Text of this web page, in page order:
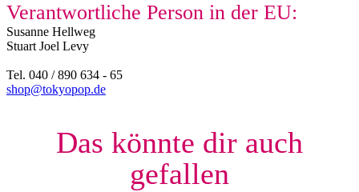
Verantwortliche Person in der EU:
Susanne Hellweg​
Stuart Joel Levy
Tel. 040 / 890 634 - 65
shop@tokyopop.de
Das könnte dir auch
gefallen